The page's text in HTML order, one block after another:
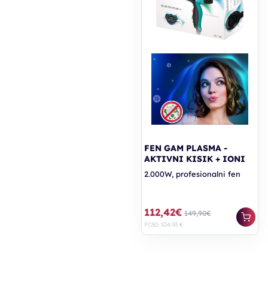
FEN GAM PLASMA -
AKTIVNI KISIK + IONI
2.000W, profesionalni fen
112,42€ 149,90€
PC30: 104,93 €